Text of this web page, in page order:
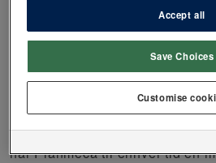
Som en av verdens ledende
har Planmeca til enhver tid en
Accept all
Save Choices
Customise